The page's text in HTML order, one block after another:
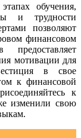
обучения,
и трудности
позволяют
финансовом
мотивации для
в свое
к финансовой
к
изменили свою